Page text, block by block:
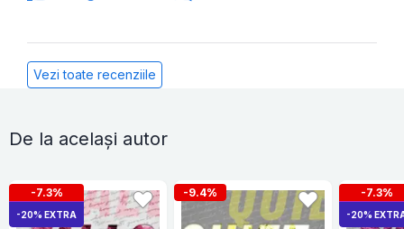
Vezi toate recenziile
De la același autor
-7.3%
-20% EXTRA
-9.4% -7.3%
-20%